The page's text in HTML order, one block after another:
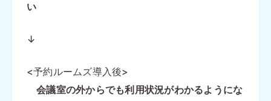
い
↓
<予約ルームズ導入後>
会議室の外からでも利用状況がわかるようにな